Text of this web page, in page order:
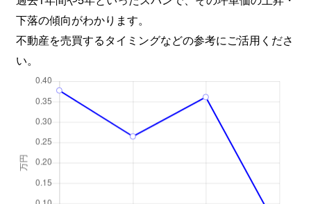
下落の傾向がわかります。
不動産を売買するタイミングなどの参考にご活用くださ
い。